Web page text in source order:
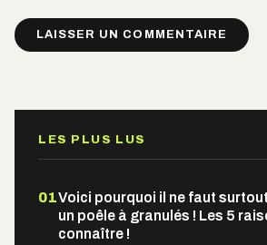
LES PLUS LUS
01Voici pourquoi il ne faut
un poêle à granulés ! Les 5
connaître !